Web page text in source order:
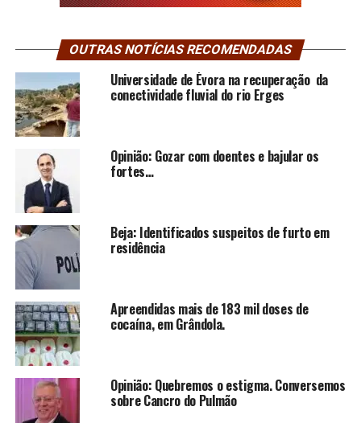
OUTRAS NOTÍCIAS RECOMENDADAS
Universidade de Évora na recuperação da
conectividade fluvial do rio Erges
Opinião: Gozar com doentes e bajular os
fortes…
Beja: Identificados suspeitos de furto em
residência
Apreendidas mais de 183 mil doses de
cocaína, em Grândola.
Opinião: Quebremos o estigma. Conversemos
sobre Cancro do Pulmão